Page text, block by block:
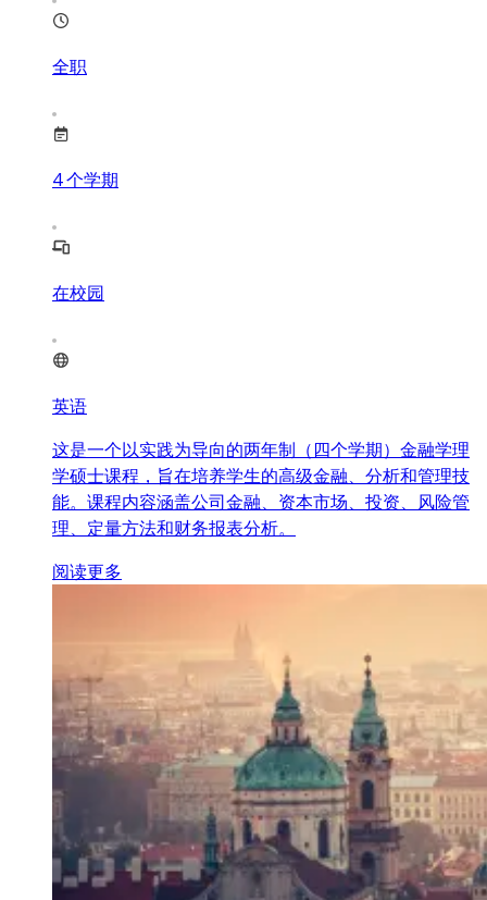
全职
4个学期
在校园
英语
这是一个以实践为导向的两年制（四个学期）金融学理
学硕士课程，旨在培养学生的高级金融、分析和管理技
能。课程内容涵盖公司金融、资本市场、投资、风险管
理、定量方法和财务报表分析。
阅读更多